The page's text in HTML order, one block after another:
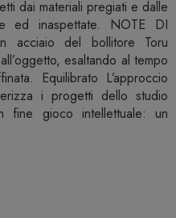
dai materiali pregiati e dalle
ed inaspettate. NOTE DI
acciaio del bollitore Toru
esaltando al tempo
Equilibrato L’approccio
i progetti dello studio
fine gioco intellettuale: un